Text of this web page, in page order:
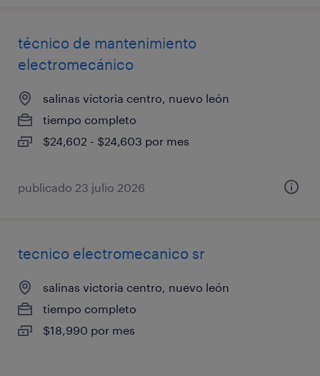
técnico de mantenimiento
electromecánico
salinas victoria centro, nuevo león
tiempo completo
$24,602 - $24,603 por mes
publicado 23 julio 2026
tecnico electromecanico sr
salinas victoria centro, nuevo león
tiempo completo
$18,990 por mes